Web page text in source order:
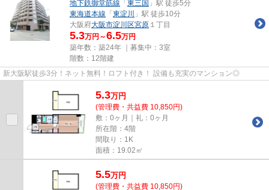
地下鉄御堂筋線 「 東三国 」駅 徒歩5分
東海道本線 「 東淀川
」駅 徒歩10分
大阪府大阪市淀川区宮原 １丁目
5.3万円～6.5万円
築年数：築24年 ｜募集中： 3室
階数：12階建
新大阪駅徒歩3分！ネット無料！ロフト付き！ 設備も充実のマンション◎
5.3万円
(管理費・共益費 10,850円)
敷：0ヶ月｜礼：0ヶ月
所在階：4階
間取り：1K
面積：19.02㎡
5.5万円
(管理費・共益費 10,850円)